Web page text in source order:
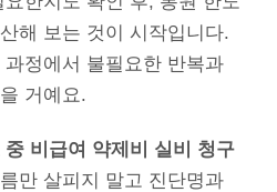
해 보는 것이 시작입니다.
정에서 불필요한 반복과
거예요.
중 비급여 약제비 실비 청구
만 살피지 말고 진단명과